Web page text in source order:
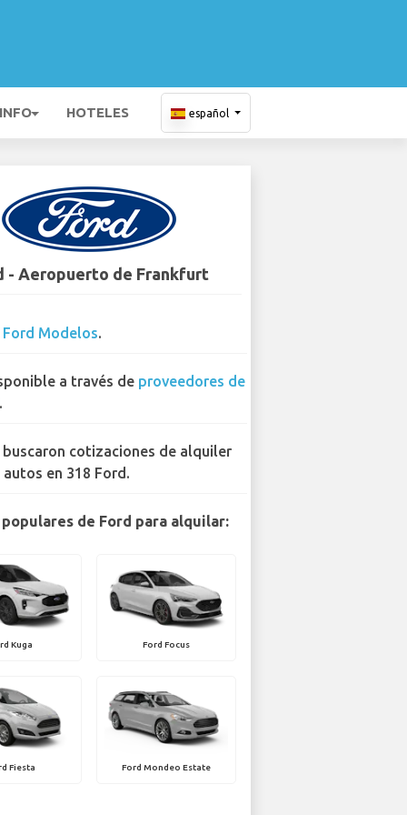
HOTELES español
- Aeropuerto de Frankfurt
Ford Modelos.
a través de proveedores de
.
buscaron cotizaciones de alquiler
autos en 318 Ford.
de Ford para alquilar:
Kuga Ford Focus
Fiesta Ford Mondeo Estate